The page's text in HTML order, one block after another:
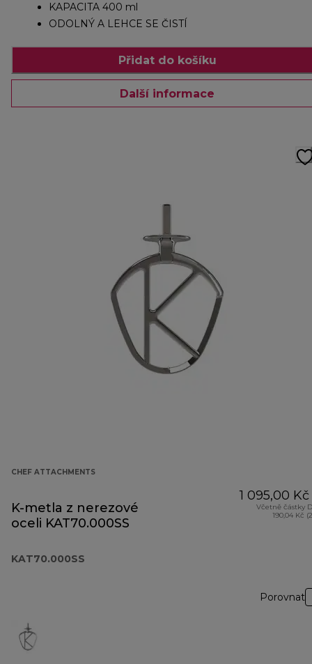
KAPACITA 400 ml
ODOLNÝ A LEHCE SE ČISTÍ
Přidat do košíku
Další informace
CHEF ATTACHMENTS
K-metla z nerezové
oceli KAT70.000SS
KAT70.000SS
1 095,00 Kč
Včetně částky
190,04 Kč
Porovnat